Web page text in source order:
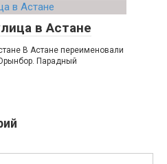
в Астане
В Астане переименовали
Парадный